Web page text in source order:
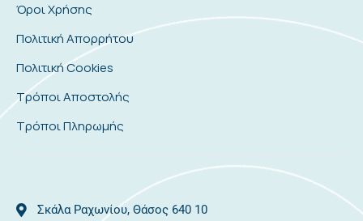
Όροι Χρήσης
Πολιτική Απορρήτου
Πολιτική Cookies
Τρόποι Αποστολής
Τρόποι Πληρωμής
Σκάλα Ραχωνίου, Θάσος 640 10